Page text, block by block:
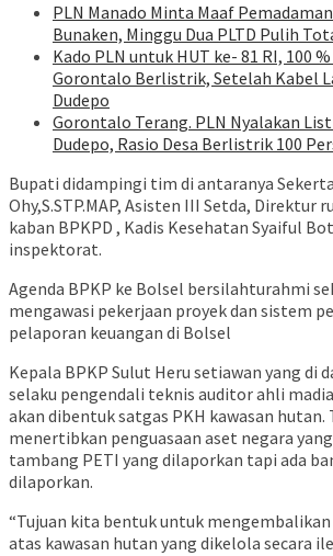
PLN Manado Minta Maaf
Bunaken, Minggu Dua PLTD Pulih
Kado PLN untuk HUT ke- 81 RI, 100
Gorontalo Berlistrik, Setelah Kabel
Dudepo
Gorontalo Terang. PLN Nyalakan
Dudepo, Rasio Desa Berlistrik 100
Bupati didampingi tim di antaranya
Ohy,S.STP.MAP, Asisten III Setda, Direktur
kaban BPKPD , Kadis Kesehatan Syaiful
inspektorat.
Agenda BPKP ke Bolsel bersilahturahmi
mengawasi pekerjaan proyek dan sistem
pelaporan keuangan di Bolsel
Kepala BPKP Sulut Heru setiawan yang di
selaku pengendali teknis auditor ahli
akan dibentuk satgas PKH kawasan
menertibkan penguasaan aset negara
tambang PETI yang dilaporkan tapi ada
dilaporkan.
“Tujuan kita bentuk untuk mengembalikan
atas kawasan hutan yang dikelola secara